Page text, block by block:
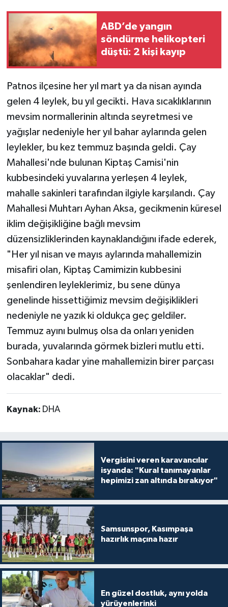
ABD’de yangın
söndürme helikopteri
düştü: 2 kişi kayıp
Patnos ilçesine her yıl mart ya da nisan ayında
gelen 4 leylek, bu yıl gecikti. Hava sıcaklıklarının
mevsim normallerinin altında seyretmesi ve
yağışlar nedeniyle her yıl bahar aylarında gelen
leylekler, bu kez temmuz başında geldi. Çay
Mahallesi'nde bulunan Kiptaş Camisi'nin
kubbesindeki yuvalarına yerleşen 4 leylek,
mahalle sakinleri tarafından ilgiyle karşılandı. Çay
Mahallesi Muhtarı Ayhan Aksa, gecikmenin küresel
iklim değişikliğine bağlı mevsim
düzensizliklerinden kaynaklandığını ifade ederek,
"Her yıl nisan ve mayıs aylarında mahallemizin
misafiri olan, Kiptaş Camimizin kubbesini
şenlendiren leyleklerimiz, bu sene dünya
genelinde hissettiğimiz mevsim değişiklikleri
nedeniyle ne yazık ki oldukça geç geldiler.
Temmuz ayını bulmuş olsa da onları yeniden
burada, yuvalarında görmek bizleri mutlu etti.
Sonbahara kadar yine mahallemizin birer parçası
olacaklar" dedi.
Kaynak: DHA
Vergisini veren karavancılar
isyanda: "Kural tanımayanlar
hepimizi zan altında bırakıyor"
Samsunspor, Kasımpaşa
hazırlık maçına hazır
En güzel dostluk, aynı yolda
yürüyenlerinki